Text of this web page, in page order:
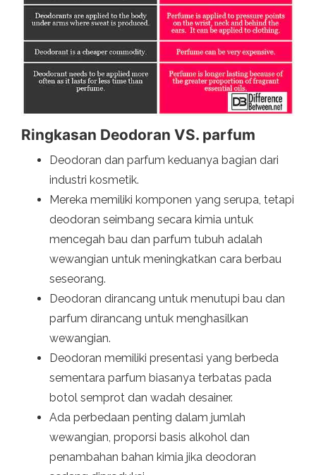
Ringkasan Deodoran VS. parfum
Deodoran dan parfum keduanya bagian dari
industri kosmetik.
Mereka memiliki komponen yang serupa, tetapi
deodoran seimbang secara kimia untuk
mencegah bau dan parfum tubuh adalah
wewangian untuk meningkatkan cara berbau
seseorang.
Deodoran dirancang untuk menutupi bau dan
parfum dirancang untuk menghasilkan
wewangian.
Deodoran memiliki presentasi yang berbeda
sementara parfum biasanya terbatas pada
botol semprot dan wadah desainer.
Ada perbedaan penting dalam jumlah
wewangian, proporsi basis alkohol dan
penambahan bahan kimia jika deodoran